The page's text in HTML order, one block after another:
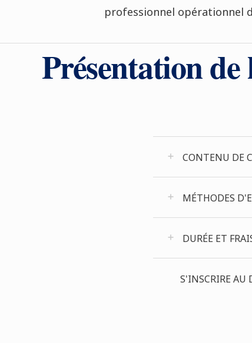
professionnel opérationnel
Présentation
CONTENU DE
MÉTHODES
DURÉE ET
S'INSCRIRE AU